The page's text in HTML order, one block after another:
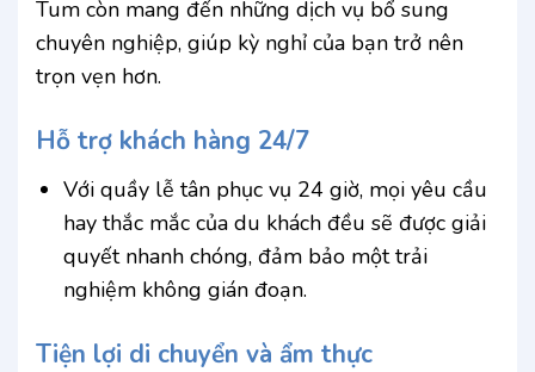
Tum còn mang đến những dịch vụ bổ sung
chuyên nghiệp, giúp kỳ nghỉ của bạn trở nên
trọn vẹn hơn.
Hỗ trợ khách hàng 24/7
Với quầy lễ tân phục vụ 24 giờ, mọi yêu cầu
hay thắc mắc của du khách đều sẽ được giải
quyết nhanh chóng, đảm bảo một trải
nghiệm không gián đoạn.
Tiện lợi di chuyển và ẩm thực